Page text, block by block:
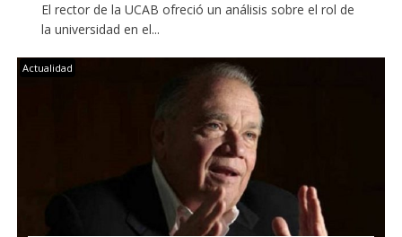
El rector de la UCAB ofreció un análisis sobre el rol de
la universidad en el...
Actualidad